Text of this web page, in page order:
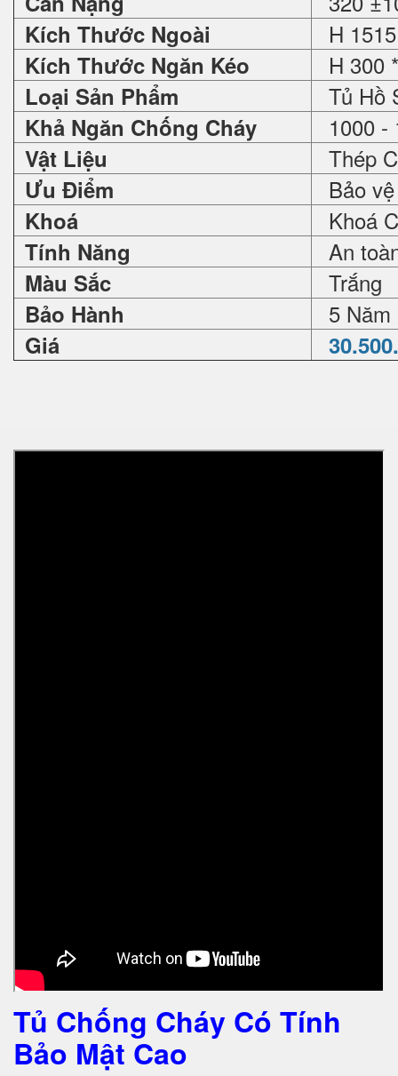
Kích Thước Ngoài H
Kích Thước Ngăn Kéo H 300
Loại Sản Phẩm Tủ Hồ
Khả Ngăn Chống Cháy 1000 -
Vật Liệu Thép
Ưu Điểm Bảo
Khoá Khoá
Tính Năng An
Màu Sắc Trắng
Bảo Hành 5 Năm
Giá
Tủ Chống Cháy Có Tính
Bảo Mật Cao